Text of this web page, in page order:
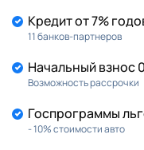
Кредит от 7%
11 банков-партнеров
Начальный взнос
Возможность рассрочки
Госпрограммы
- 10% стоимости авто